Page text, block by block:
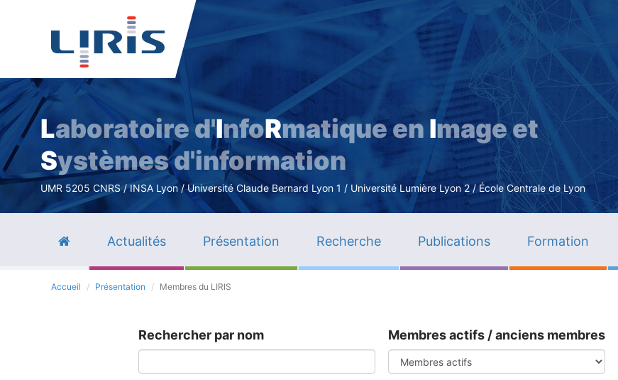
Aller
contenu
principal
Laboratoire d'InfoRmatique en Image et
Systèmes d'information
UMR 5205 CNRS / INSA Lyon / Université Claude Bernard Lyon 1 / Université Lumière Lyon 2 / École Centrale de Lyon
Actualités Présentation Recherche Publications Formation
Accueil Présentation Membres du LIRIS
Rechercher par nom Membres actifs / anciens membres